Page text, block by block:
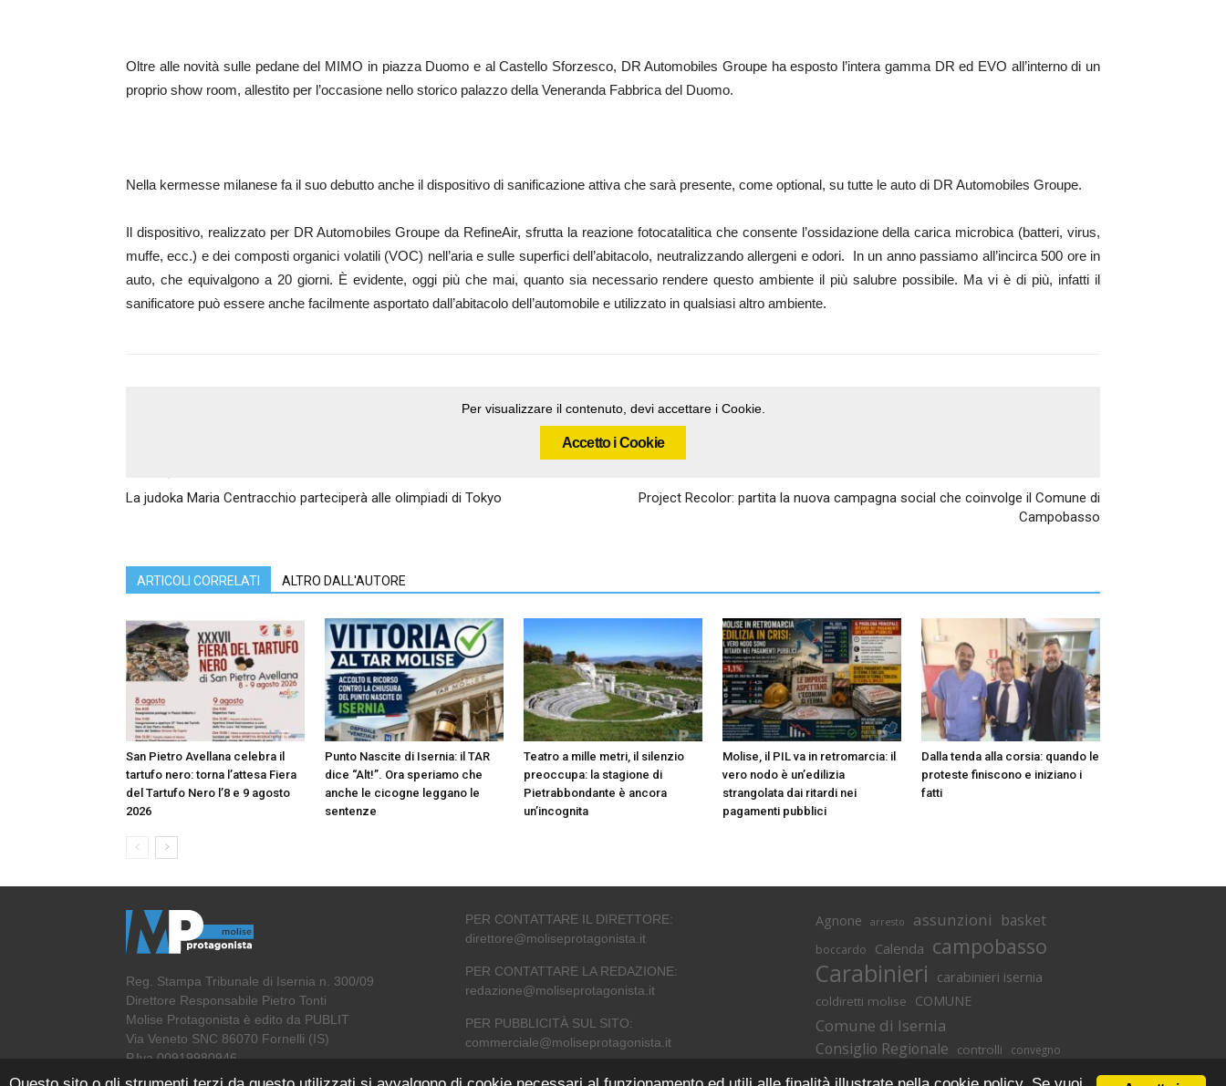
Oltre alle novità sulle pedane del MIMO in piazza Duomo e al Castello Sforzesco, DR Automobiles Groupe ha esposto l’intera gamma DR ed EVO all’interno di un
proprio show room, allestito per l’occasione nello storico palazzo della Veneranda Fabbrica del Duomo.
Nella kermesse milanese fa il suo debutto anche il dispositivo di sanificazione attiva che sarà presente, come optional, su tutte le auto di DR Automobiles Groupe.
Il dispositivo, realizzato per DR Automobiles Groupe da RefineAir, sfrutta la reazione fotocatalitica che consente l’ossidazione della carica microbica (batteri, virus,
muffe, ecc.) e dei composti organici volatili (VOC) nell’aria e sulle superfici dell’abitacolo, neutralizzando allergeni e odori. In un anno passiamo all’incirca 500 ore in
auto, che equivalgono a 20 giorni. È evidente, oggi più che mai, quanto sia necessario rendere questo ambiente il più salubre possibile. Ma vi è di più, infatti il
sanificatore può essere anche facilmente asportato dall’abitacolo dell’automobile e utilizzato in qualsiasi altro ambiente.
Per visualizzare il contenuto, devi accettare i Cookie.
Accetto i Cookie
La judoka Maria Centracchio parteciperà alle olimpiadi di Tokyo
Project Recolor: partita la nuova campagna social che coinvolge il Comune di
Campobasso
ARTICOLI CORRELATI ALTRO DALL'AUTORE
San Pietro Avellana celebra il
tartufo nero: torna l’attesa Fiera
del Tartufo Nero l’8 e 9 agosto
2026
Punto Nascite di Isernia: il TAR
dice “Alt!”. Ora speriamo che
anche le cicogne leggano le
sentenze
Teatro a mille metri, il silenzio
preoccupa: la stagione di
Pietrabbondante è ancora
un’incognita
Molise, il PIL va in retromarcia: il
vero nodo è un’edilizia
strangolata dai ritardi nei
pagamenti pubblici
Dalla tenda alla corsia: quando le
proteste finiscono e iniziano i
fatti
Reg. Stampa Tribunale di Isernia n. 300/09
Direttore Responsabile Pietro Tonti
Molise Protagonista è edito da PUBLIT
Via Veneto SNC 86070 Fornelli (IS)
P.Iva 00919980946
PER CONTATTARE IL DIRETTORE:
direttore@moliseprotagonista.it
PER CONTATTARE LA REDAZIONE:
redazione@moliseprotagonista.it
PER PUBBLICITÀ SUL SITO:
commerciale@moliseprotagonista.it
Agnone arresto assunzioni basket
boccardo Calenda campobasso
Carabinieri carabinieri isernia
coldiretti molise COMUNE
Comune di Isernia
Consiglio Regionale controlli convegno
covid denuncia